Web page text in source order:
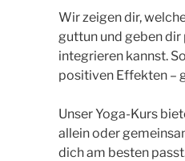
Wir zeigen dir,
guttun und geben dir
integrieren kannst.
positiven Effekten –
Unser Yoga-Kurs
allein oder
dich am besten